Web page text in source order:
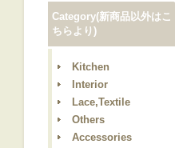
Category(新商品以外はこ
ちらより)
Kitchen
Interior
Lace,Textile
Others
Accessories